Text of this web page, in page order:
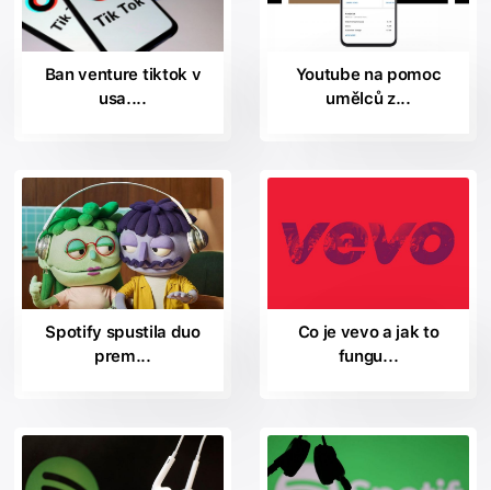
Ban venture tiktok v
usa....
Youtube na pomoc
umělců z...
Spotify spustila duo
prem...
Co je vevo a jak to
fungu...